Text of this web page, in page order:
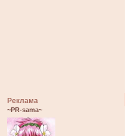
Реклама
~PR-sama~